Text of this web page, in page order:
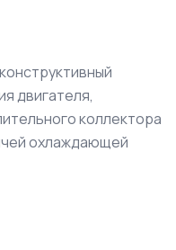
двигателя,
коллектора
охлаждающей